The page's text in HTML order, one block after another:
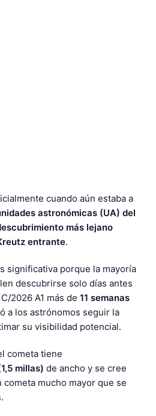
cuando aún estaba a
astronómicas (UA) del
más lejano
entrante.
significativa porque la mayoría
descubrirse solo días antes
2026 A1 más de 11 semanas
a los astrónomos seguir la
su visibilidad potencial.
cometa tiene
millas) de ancho y se cree
mucho mayor que se